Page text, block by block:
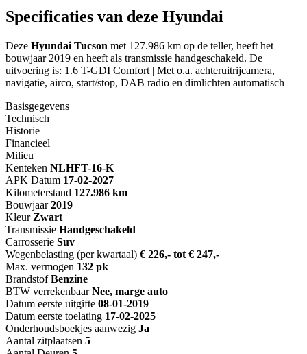
Specificaties van deze Hyundai
Deze Hyundai Tucson met 127.986 km op de teller, heeft het
bouwjaar 2019 en heeft als transmissie handgeschakeld. De
uitvoering is: 1.6 T-GDI Comfort | Met o.a. achteruitrijcamera,
navigatie, airco, start/stop, DAB radio en dimlichten automatisch
Basisgegevens
Technisch
Historie
Financieel
Milieu
Kenteken NLHFT-16-K
APK Datum 17-02-2027
Kilometerstand 127.986 km
Bouwjaar 2019
Kleur Zwart
Transmissie Handgeschakeld
Carrosserie Suv
Wegenbelasting (per kwartaal) € 226,- tot € 247,-
Max. vermogen 132 pk
Brandstof Benzine
BTW verrekenbaar Nee, marge auto
Datum eerste uitgifte 08-01-2019
Datum eerste toelating 17-02-2025
Onderhoudsboekjes aanwezig Ja
Aantal zitplaatsen 5